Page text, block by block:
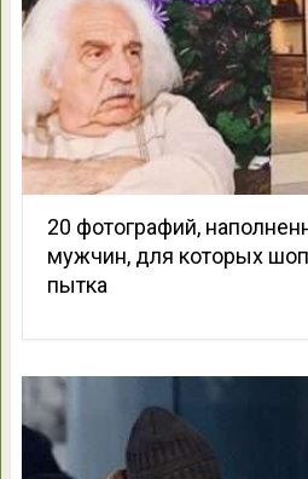
20 фотографий,
мужчин, для которых
пытка